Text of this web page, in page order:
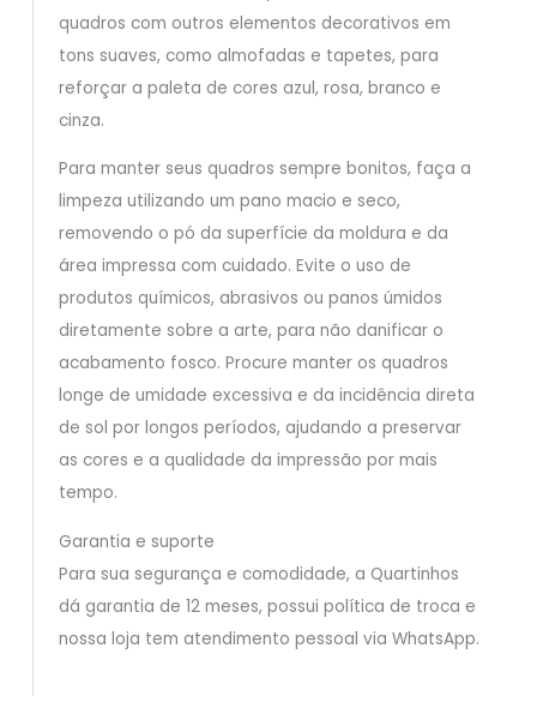
quadros com outros elementos decorativos em
tons suaves, como almofadas e tapetes, para
reforçar a paleta de cores azul, rosa, branco e
cinza.
Para manter seus quadros sempre bonitos, faça a
limpeza utilizando um pano macio e seco,
removendo o pó da superfície da moldura e da
área impressa com cuidado. Evite o uso de
produtos químicos, abrasivos ou panos úmidos
diretamente sobre a arte, para não danificar o
acabamento fosco. Procure manter os quadros
longe de umidade excessiva e da incidência direta
de sol por longos períodos, ajudando a preservar
as cores e a qualidade da impressão por mais
tempo.
Garantia e suporte
Para sua segurança e comodidade, a Quartinhos
dá garantia de 12 meses, possui política de troca e
nossa loja tem atendimento pessoal via WhatsApp.